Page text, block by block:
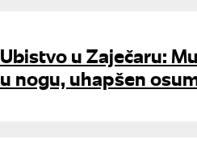
Ubistvo u Zaječaru:
u nogu, uhapšen